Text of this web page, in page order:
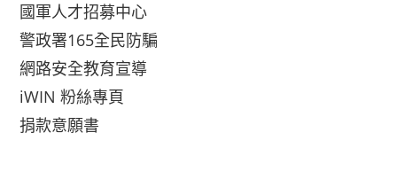
國軍人才招募中心
警政署165全民防騙
網路安全教育宣導
iWIN 粉絲專頁
捐款意願書